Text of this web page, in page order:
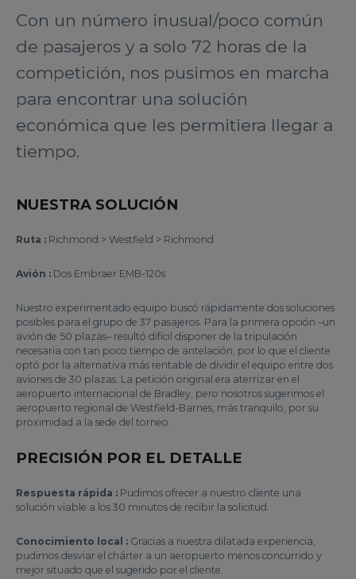
Con un número inusual/poco común
de pasajeros y a solo 72 horas de la
competición, nos pusimos en marcha
para encontrar una solución
económica que les permitiera llegar a
tiempo.
NUESTRA SOLUCIÓN
Ruta : Richmond > Westfield > Richmond
Avión : Dos Embraer EMB-120s
Nuestro experimentado equipo buscó rápidamente dos soluciones
posibles para el grupo de 37 pasajeros. Para la primera opción –un
avión de 50 plazas– resultó difícil disponer de la tripulación
necesaria con tan poco tiempo de antelación, por lo que el cliente
optó por la alternativa más rentable de dividir el equipo entre dos
aviones de 30 plazas. La petición original era aterrizar en el
aeropuerto internacional de Bradley, pero nosotros sugerimos el
aeropuerto regional de Westfield-Barnes, más tranquilo, por su
proximidad a la sede del torneo.
PRECISIÓN POR EL DETALLE
Respuesta rápida : Pudimos ofrecer a nuestro cliente una
solución viable a los 30 minutos de recibir la solicitud.
Conocimiento local : Gracias a nuestra dilatada experiencia,
pudimos desviar el chárter a un aeropuerto menos concurrido y
mejor situado que el sugerido por el cliente.